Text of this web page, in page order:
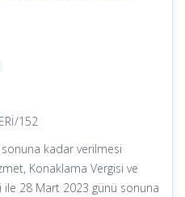
152
kadar verilmesi
Konaklama Vergisi ve
ile 28 Mart 2023 günü sonuna